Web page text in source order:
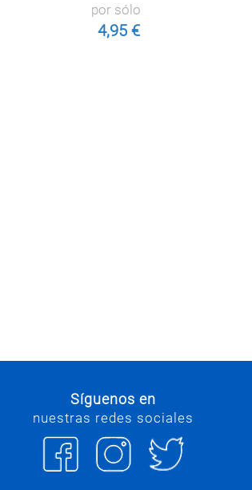
por sólo
4,95 €
Síguenos en
nuestras redes sociales